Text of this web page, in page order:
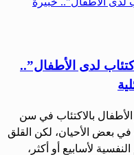
“الاكتئاب لدى الأطفال”..
الأطفال بالاكتئاب في سن
في بعض الأحيان، لكن القلق
لأسابيع أو أكثر،